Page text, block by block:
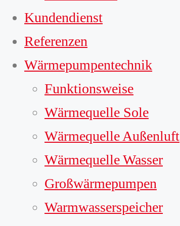
Kundendienst
Referenzen
Wärmepumpentechnik
Funktionsweise
Wärmequelle Sole
Wärmequelle Außenluft
Wärmequelle Wasser
Großwärmepumpen
Warmwasserspeicher